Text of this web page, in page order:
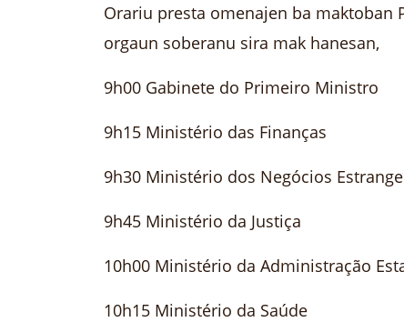
Orariu presta omenajen ba maktoban
orgaun soberanu sira mak hanesan,
9h00 Gabinete do Primeiro Ministro
9h15 Ministério das Finanças
9h30 Ministério dos Negócios
9h45 Ministério da Justiça
10h00 Ministério da Administração
10h15 Ministério da Saúde